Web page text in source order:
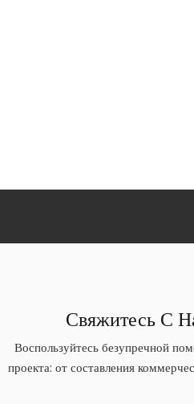
Свяжитесь С
Воспользуйтесь безупречной
проекта: от составления